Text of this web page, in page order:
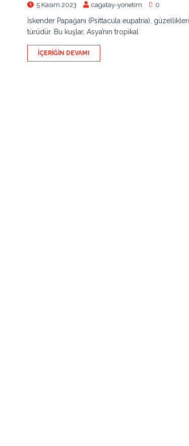
5 Kasım 2023 cagatay-yonetim 0
İskender Papağanı (Psittacula eupatria),
türüdür. Bu kuşlar, Asya’nın tropikal
İÇERIĞIN DEVAMI